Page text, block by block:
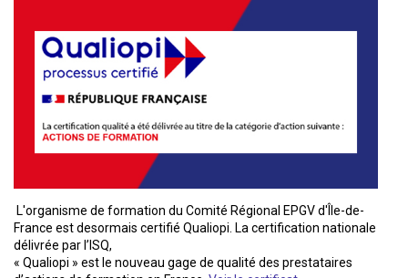
L'organisme de formation du Comité Régional EPGV d'Île-de-
France est desormais certifié Qualiopi. La certification nationale
délivrée par l’ISQ,
« Qualiopi » est le nouveau gage de qualité des prestataires